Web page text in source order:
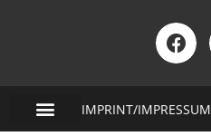
IMPRINT/IMPRESSUM